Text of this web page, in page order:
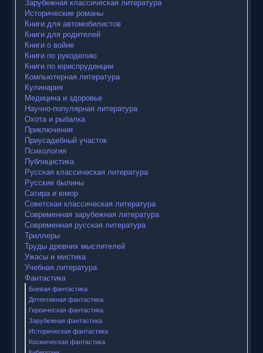
Зарубежная классическая литература
Исторические романы
Книги для автомобилистов
Книги для родителей
Книги о войне
Книги по рукоделию
Книги по юриспруденции
Компьютерная литература
Кулинария
Медицина и здоровье
Научно-популярная литература
Охота и рыбалка
Приключения
Приусадебный участок
Психология
Публицистика
Русская классическая литература
Русские былины
Сатира и юмор
Советская классическая литература
Современная зарубежная литература
Современная русская литература
Триллеры
Труды древних мыслителей
Ужасы и мистика
Учебная литература
Фантастика
Боевая фантастика
Детективная фантастика
Героическая фантастика
Зарубежная фантастика
Историческая фантастика
Космическая фантастика